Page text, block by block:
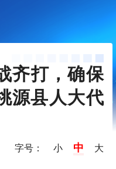
齐打，确保
县人大代
字号： 小 中 大